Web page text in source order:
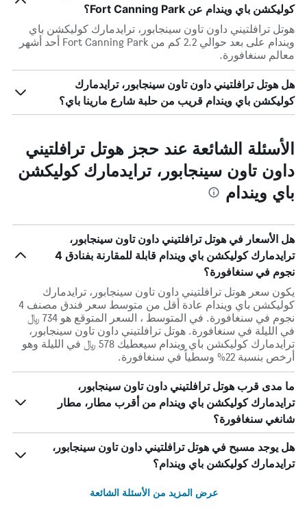
كوليكشن باي ويندام عن Fort Canning Park؟
هوتل ترافلتيني داون تاون سينجابور، ترايدمارك كوليكشن باي
ويندام على بعد حوالي 2.2 كم من Fort Canning Park أحد أشهر
معالم سنغافورة.
هل هوتل ترافلتيني داون تاون سينجابور، ترايدمارك
كوليكشن باي ويندام قريب من حلبة شارع مارينا باي؟
الأسئلة الشائعة عند حجز هوتل ترافلتيني
داون تاون سينجابور، ترايدمارك كوليكشن
باي ويندام
هل الأسعار في هوتل ترافلتيني داون تاون سينجابور،
ترايدمارك كوليكشن باي ويندام قابلة للمقارنة بفنادق 4
نجوم في سنغافورة؟
يكون سعر هوتل ترافلتيني داون تاون سينجابور، ترايدمارك
كوليكشن باي ويندام عادة أقل من متوسط ​​سعر فندق مصنف 4
نجوم في سنغافورة. في المتوسط ، السعر المتوقع هو 734 ﷼
في الليلة في سنغافورة. هوتل ترافلتيني داون تاون سينجابور،
ترايدمارك كوليكشن باي ويندام سيعطيك 578 ﷼ في الليلة وهو
أرخص بنسبة 22% وسطياً في سنغافورة.
ما مدى قرب هوتل ترافلتيني داون تاون سينجابور،
ترايدمارك كوليكشن باي ويندام من أقرب مطار، مطار
شانغي سنغافورة؟
هل يوجد مسبح في هوتل ترافلتيني داون تاون سينجابور،
ترايدمارك كوليكشن باي ويندام؟
عرض المزيد من الأسئلة الشائعة